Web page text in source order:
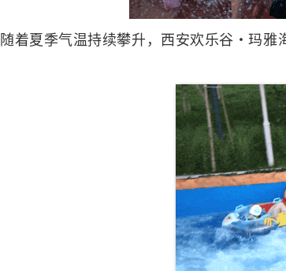
随着夏季气温持续攀升，西安欢乐谷·玛雅